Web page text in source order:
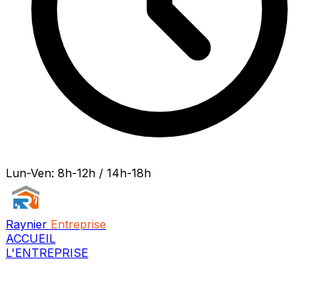
Lun-Ven: 8h-12h / 14h-18h
Raynier Entreprise
ACCUEIL
L'ENTREPRISE